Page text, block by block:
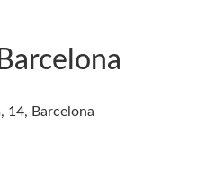
14, Barcelona